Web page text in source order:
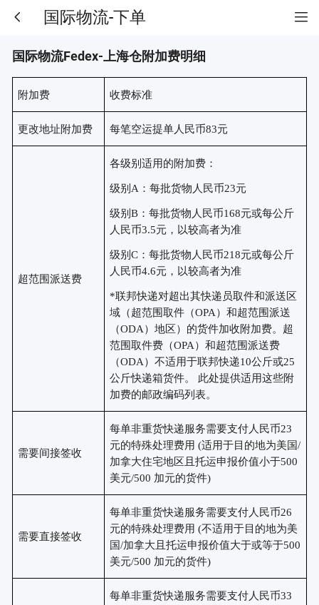
国际物流-下单
国际物流Fedex-上海仓附加费明细
附加费 收费标准
更改地址附加费 每笔空运提单人民币83元
超范围派送费
各级别适用的附加费：
级别 A：每批货物人民币23元
级别B：每批货物人民币168元或每公斤
人民币3.5元，以较高者为准
级别C：每批货物人民币218元或每公斤
人民币4.6元，以较高者为准
*联邦快递对超出其快递员取件和派送区
域（超范围取件（OPA）和超范围派送
（ODA）地区）的货件加收附加费。超
范围取件费（OPA）和超范围派送费
（ODA）不适用于联邦快递10公斤或25
公斤快递箱货件。 此处提供适用这些附
加费的邮政编码列表。
需要间接签收
每单非重货快递服务需要支付人民币23
元的特殊处理费用 (适用于目的地为美国/
加拿大住宅地区且托运申报价值小于500
美元/500 加元的货件)
需要直接签收
每单非重货快递服务需要支付人民币26
元的特殊处理费用 (不适用于目的地为美
国/加拿大且托运申报价值大于或等于500
美元/500 加元的货件)
每单非重货快递服务需要支付人民币33